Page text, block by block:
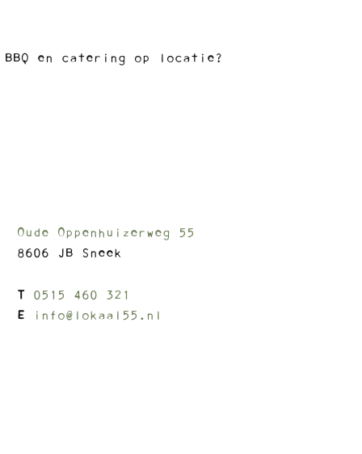
en catering op locatie?
Oude Oppenhuizerweg 55
8606 JB Sneek
T 0515 460 321
E
info@lokaal55.nl